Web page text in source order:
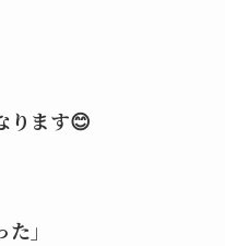
ります😊
」